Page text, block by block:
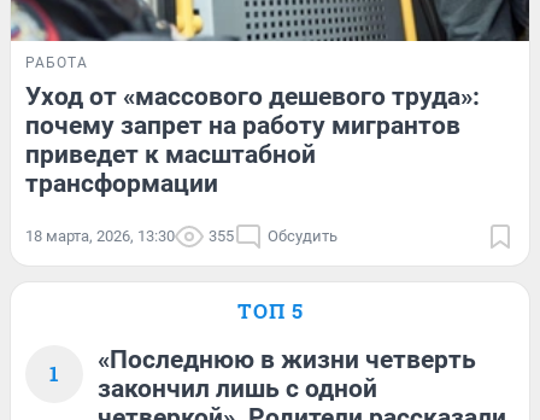
РАБОТА
Уход от «массового дешевого труда»:
почему запрет на работу мигрантов
приведет к масштабной
трансформации
18 марта, 2026, 13:30 355 Обсудить
ТОП 5
1
«Последнюю в жизни четверть
закончил лишь с одной